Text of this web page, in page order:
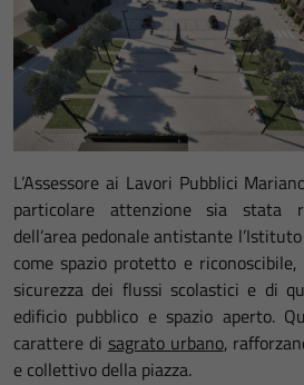
L’Assessore ai Lavori Pubblici
particolare attenzione sia stata
dell’area pedonale antistante
come spazio protetto e
sicurezza dei flussi scolastici e di
edificio pubblico e spazio aperto.
carattere di sagrato urbano,
e collettivo della piazza.